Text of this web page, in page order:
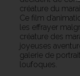
créature du
Ce film
les effrayer
créature des
joyeuses
galerie de
loufoques.